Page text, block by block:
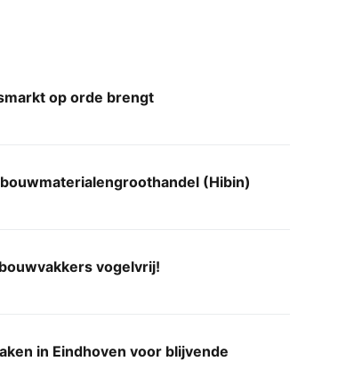
op orde brengt
(Hibin)
vogelvrij!
in Eindhoven voor blijvende